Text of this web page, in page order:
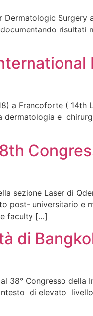
Dermatologic Surgery
risultati
a Francoforte ( 14th
dermatologia e
sezione Laser di
post- universitario e
faculty […]
di
38° Congresso della
di elevato livello